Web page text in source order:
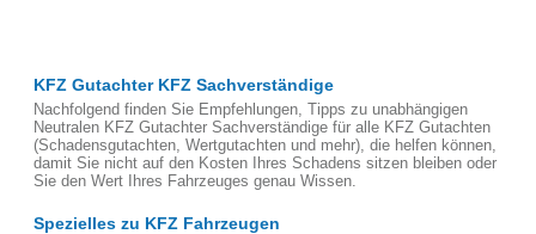
KFZ Gutachter KFZ Sachverständige
Nachfolgend finden Sie Empfehlungen, Tipps zu unabhängigen
Neutralen KFZ Gutachter Sachverständige für alle KFZ Gutachten
(Schadensgutachten, Wertgutachten und mehr), die helfen können,
damit Sie nicht auf den Kosten Ihres Schadens sitzen bleiben oder
Sie den Wert Ihres Fahrzeuges genau Wissen.
Spezielles zu KFZ Fahrzeugen